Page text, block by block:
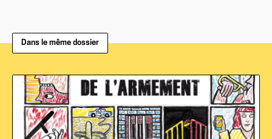
Dans le même dossier